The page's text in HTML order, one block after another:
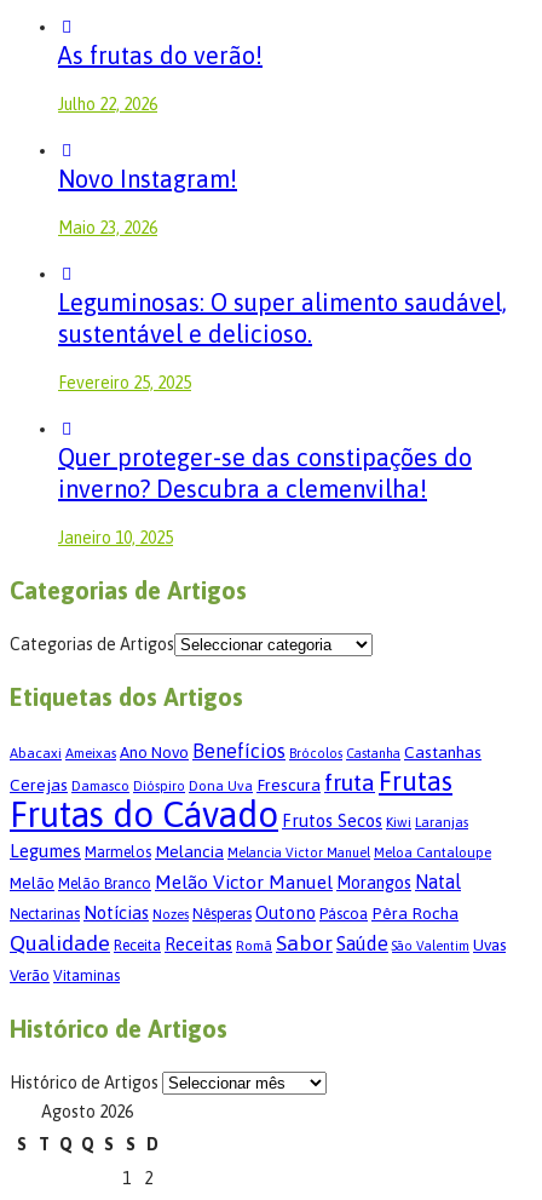
As frutas do verão!
Julho 22, 2026
Novo Instagram!
Maio 23, 2026
Leguminosas: O super alimento saudável,
sustentável e delicioso.
Fevereiro 25, 2025
Quer proteger-se das constipações do
inverno? Descubra a clemenvilha!
Janeiro 10, 2025
Categorias de Artigos
Categorias de Artigos
Etiquetas dos Artigos
Abacaxi Ameixas Ano Novo Benefícios Brócolos Castanha Castanhas
Cerejas Damasco Dióspiro Dona Uva Frescura fruta Frutas
Frutas do Cávado Frutos Secos Kiwi Laranjas
Legumes Marmelos Melancia Melancia Victor Manuel Meloa Cantaloupe
Melão Melão Branco Melão Victor Manuel Morangos Natal
Nectarinas Notícias Nozes Nêsperas Outono Páscoa Pêra Rocha
Qualidade Receita Receitas Romã SaborSaúde São Valentim Uvas
Verão Vitaminas
Histórico de Artigos
Histórico de Artigos
Agosto 2026
S
T Q Q S S D
1
2